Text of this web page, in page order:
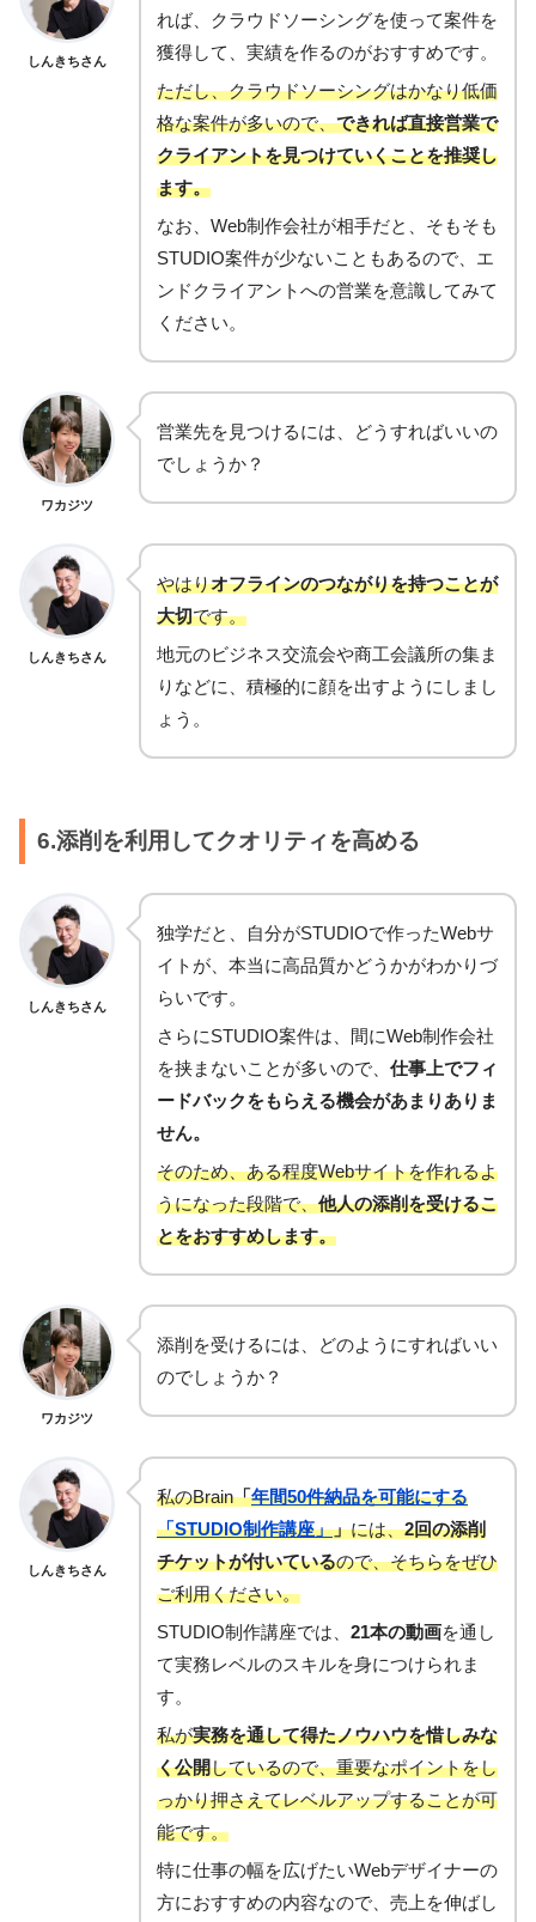
しんきちさん
れば、クラウドソーシングを使って案件を
獲得して、実績を作るのがおすすめです。
ただし、クラウドソーシングはかなり低価
格な案件が多いので、できれば直接営業で
クライアントを見つけていくことを推奨し
ます。
なお、Web制作会社が相手だと、そもそも
STUDIO案件が少ないこともあるので、エ
ンドクライアントへの営業を意識してみて
ください。
ワカジツ
営業先を見つけるには、どうすればいいの
でしょうか？
しんきちさん
やはりオフラインのつながりを持つことが
大切です。
地元のビジネス交流会や商工会議所の集ま
りなどに、積極的に顔を出すようにしまし
ょう。
6.添削を利用してクオリティを高める
しんきちさん
独学だと、自分がSTUDIOで作ったWebサ
イトが、本当に高品質かどうかがわかりづ
らいです。
さらにSTUDIO案件は、間にWeb制作会社
を挟まないことが多いので、 仕事上でフィ
ードバックをもらえる機会があまりありま
せん。
そのため、ある程度Webサイトを作れるよ
うになった段階で、他人の添削を受けるこ
とをおすすめします。
ワカジツ
添削を受けるには、どのようにすればいい
のでしょうか？
しんきちさん
私のBrain「年間50件納品を可能にする
「STUDIO制作講座」」には、2回の添削
チケットが付いているので、そちらをぜひ
ご利用ください。
STUDIO制作講座では、 21本の動画を通し
て実務レベルのスキルを身につけられま
す。
私が実務を通して得たノウハウを惜しみな
く公開しているので、重要なポイントをし
っかり押さえてレベルアップすることが可
能です。
特に仕事の幅を広げたいWebデザイナーの
方におすすめの内容なので、売上を伸ばし